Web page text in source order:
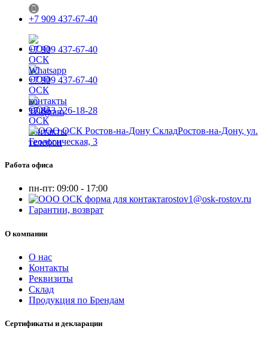
+7 909 437-67-40
+7 909 437-67-40
+7 909 437-67-40
+7 863 226-18-28
Ростов-на-Дону, ул.
Геологическая, 3
Работа офиса
пн-пт: 09:00 - 17:00
rostov1@osk-rostov.ru
Гарантии, возврат
О компании
О нас
Контакты
Реквизиты
Склад
Продукция по Брендам
Сертификаты и декларации